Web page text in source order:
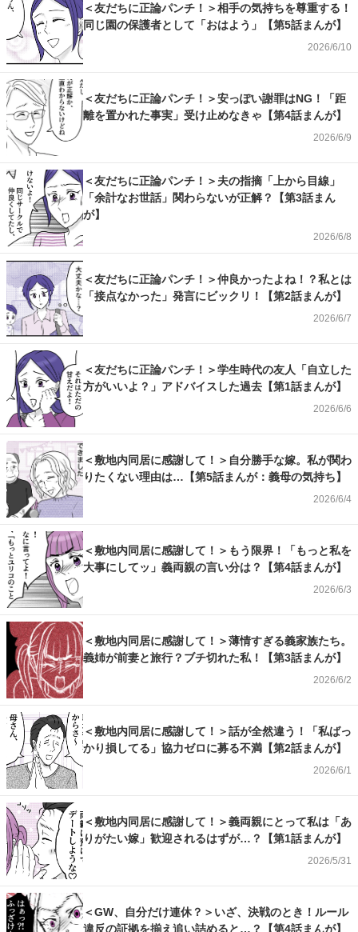
＜友だちに正論パンチ！＞相手の気持ちを尊重する！
同じ園の保護者として「おはよう」【第5話まんが】
2026/6/10
＜友だちに正論パンチ！＞安っぽい謝罪はNG！「距
離を置かれた事実」受け止めなきゃ【第4話まんが】
2026/6/9
＜友だちに正論パンチ！＞夫の指摘「上から目線」
「余計なお世話」関わらないが正解？【第3話まん
が】
2026/6/8
＜友だちに正論パンチ！＞仲良かったよね！？私とは
「接点なかった」発言にビックリ！【第2話まんが】
2026/6/7
＜友だちに正論パンチ！＞学生時代の友人「自立した
方がいいよ？」アドバイスした過去【第1話まんが】
2026/6/6
＜敷地内同居に感謝して！＞自分勝手な嫁。私が関わ
りたくない理由は…【第5話まんが：義母の気持ち】
2026/6/4
＜敷地内同居に感謝して！＞もう限界！「もっと私を
大事にしてッ」義両親の言い分は？【第4話まんが】
2026/6/3
＜敷地内同居に感謝して！＞薄情すぎる義家族たち。
義姉が前妻と旅行？ブチ切れた私！【第3話まんが】
2026/6/2
＜敷地内同居に感謝して！＞話が全然違う！「私ばっ
かり損してる」協力ゼロに募る不満【第2話まんが】
2026/6/1
＜敷地内同居に感謝して！＞義両親にとって私は「あ
りがたい嫁」歓迎されるはずが…？【第1話まんが】
2026/5/31
＜GW、自分だけ連休？＞いざ、決戦のとき！ルール
違反の証拠を揃え追い詰めると…？【第4話まんが】